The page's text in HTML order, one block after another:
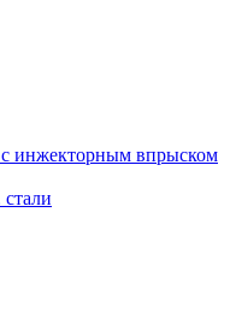
инжекторным впрыском